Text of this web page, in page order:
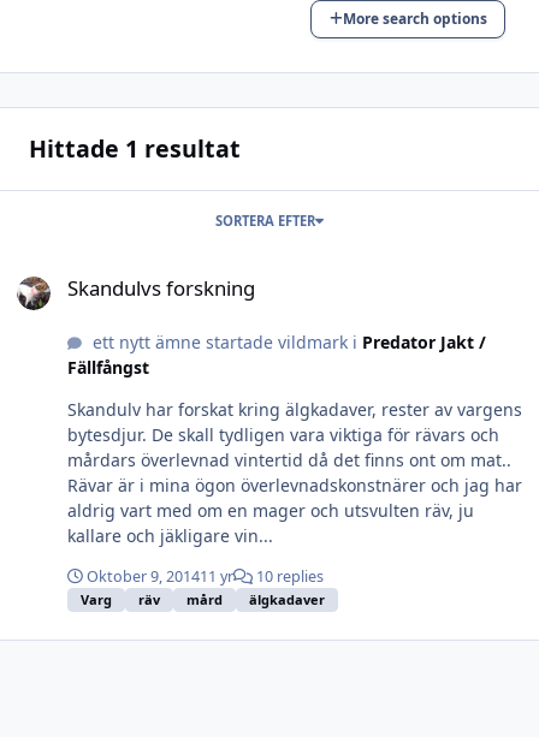
More search options
Hittade 1 resultat
SORTERA EFTER
Skandulvs forskning
ett nytt ämne startade vildmark i Predator Jakt /
Fällfångst
Skandulv har forskat kring älgkadaver, rester av vargens
bytesdjur. De skall tydligen vara viktiga för rävars och
mårdars överlevnad vintertid då det finns ont om mat..
Rävar är i mina ögon överlevnadskonstnärer och jag har
aldrig vart med om en mager och utsvulten räv, ju
kallare och jäkligare vin...
Oktober 9, 201411 yr 10 replies
Varg räv mård älgkadaver